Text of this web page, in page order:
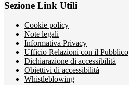
Sezione Link Utili
Cookie policy
Note legali
Informativa Privacy
Ufficio Relazioni con il Pubblico
Dichiarazione di accessibilità
Obiettivi di accessibilità
Whistleblowing